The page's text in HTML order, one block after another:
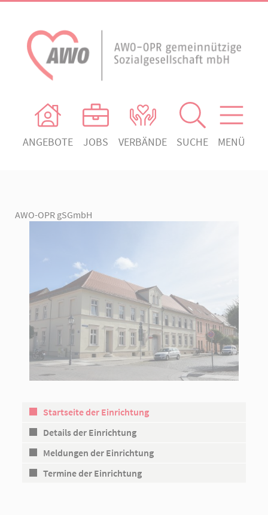
ANGEBOTE JOBS VERBÄNDE SUCHE MENÜ
AWO Ortsverein Neuruppin
AWO-OPR gSGmbH
Startseite der Einrichtung
Details der Einrichtung
Meldungen der Einrichtung
Termine der Einrichtung